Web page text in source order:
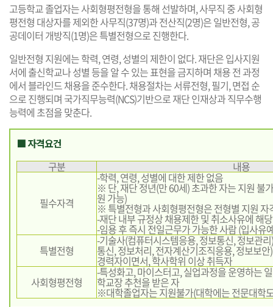
고등학교 졸업자는 사회형평전형을 통해 선발하며, 사무직 중 사회형
평전형 대상자를 제외한 사무직(37명)과 전산직(2명)은 일반전형, 공
공데이터 개방직(1명)은 특별전형으로 진행한다.
일반전형 지원에는 학력, 연령, 성별의 제한이 없다. 재단은 입사지원
서에 출신학교나 성별 등을 알 수 있는 표현을 금지하며 채용 전 과정
에서 블라인드 채용을 준수한다. 채용절차는 서류전형, 필기, 면접 순
으로 진행되며 국가직무능력(NCS)기반으로 재단 인재상과 직무수행
능력에 초점을 맞춘다.
■ 자격요건
구분
내용
필수자격
-학력, 연령, 성별에 대한 제한 없음
※ 단, 재단 정년(만 60세) 초과한 자는 지원 불
원 가능)
※ 특별전형과 사회형평전형은 전형별 지원 자
-재단 내부 규정상 채용제한 및 취소사유에 해
-임용 후 즉시 전일근무가 가능한 사람 (입사유
특별전형
-기술사(컴퓨터시스템응용, 정보통신, 정보관
통신, 정보처리, 전자계산기조직응용, 정보보
경력자이면서, 학사학위 이상 취득자
사회형평전형
-특성화고, 마이스터고, 실업과정을 운영하는
학교장 추천을 받은 자
※대학졸업자는 지원불가(대학에는 전문대학